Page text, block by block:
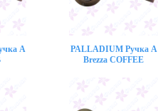
A
PALLADIUM Ручка A
Brezza COFFEE